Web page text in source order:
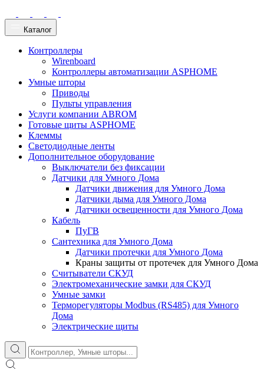
Каталог
Контроллеры
Wirenboard
Контроллеры автоматизации ASPHOME
Умные шторы
Приводы
Пульты управления
Услуги компании ABROM
Готовые щиты ASPHOME
Клеммы
Светодиодные ленты
Дополнительное оборудование
Выключатели без фиксации
Датчики для Умного Дома
Датчики движения для Умного Дома
Датчики дыма для Умного Дома
Датчики освещенности для Умного Дома
Кабель
ПуГВ
Сантехника для Умного Дома
Датчики протечки для Умного Дома
Краны защиты от протечек для Умного Дома
Считыватели СКУД
Электромеханические замки для СКУД
Умные замки
Терморегуляторы Modbus (RS485) для Умного
Дома
Электрические щиты